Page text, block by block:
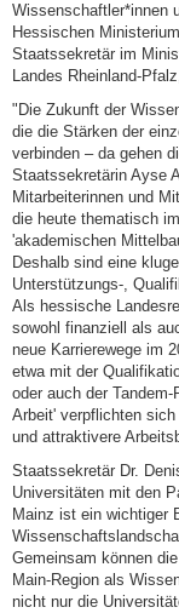
Wissenschaftler*innen
Hessischen
Staatssekretär im
Landes Rheinland-
"Die Zukunft der
die die Stärken der
verbinden – da gehen
Staatssekretärin Ayse
Mitarbeiterinnen und
die heute thematisch
'akademischen
Deshalb sind eine
Unterstützungs-,
Als hessische
sowohl finanziell als
neue Karrierewege im
etwa mit der
oder auch der
Arbeit' verpflichten
und attraktivere
Staatssekretär Dr.
Universitäten mit den
Mainz ist ein wichtiger
Gemeinsam können
Main-Region als
nicht nur die